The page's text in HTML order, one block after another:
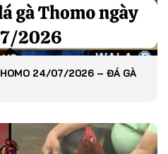
24/07/2026 – ĐÁ GÀ